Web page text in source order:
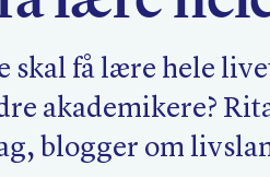
skal få lære hele
akademikere?
blogger om